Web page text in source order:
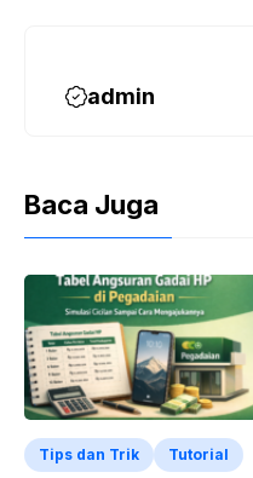
oadmin
Baca Juga
Tips dan Trik Tutorial